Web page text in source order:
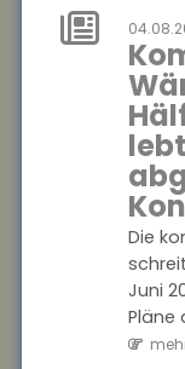
Die
Juni
Pläne